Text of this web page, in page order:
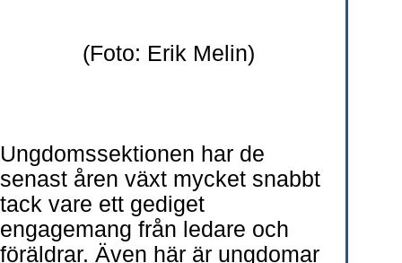
(Foto: Erik Melin)
Ungdomssektionen har de
senast åren växt mycket snabbt
tack vare ett gediget
engagemang från ledare och
föräldrar. Även här är ungdomar